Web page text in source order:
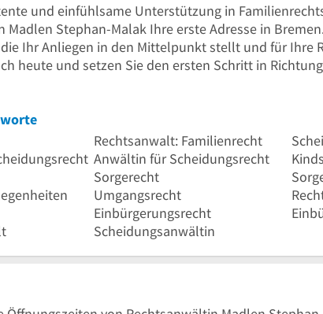
und einfühlsame Unterstützung in
Madlen Stephan-Malak Ihre erste Adresse in
Ihr Anliegen in den Mittelpunkt stellt und für Ihre
heute und setzen Sie den ersten Schritt in
Rechtsanwalt: Familienrecht
Anwältin für Scheidungsrecht
Sorgerecht
Umgangsrecht
Einbürgerungsrecht
Scheidungsanwältin